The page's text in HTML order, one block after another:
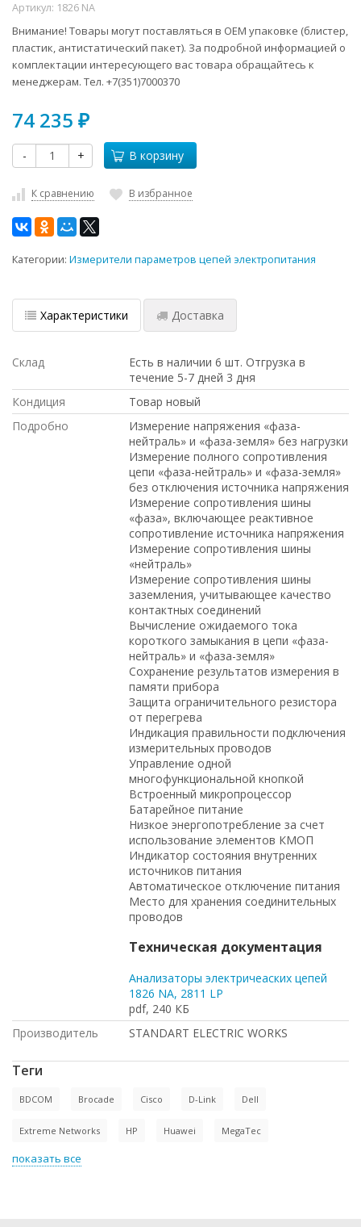
Артикул: 1826 NA
Внимание! Товары могут поставляться в ОЕМ упаковке (блистер,
пластик, антистатический пакет). За подробной информацией о
комплектации интересующего вас товара обращайтесь к
менеджерам. Тел. +7(351)7000370
74 235 ₽
- + В корзину
К сравнению В избранное
Категории: Измерители параметров цепей электропитания
Характеристики Доставка
Склад
Есть в наличии 6 шт. Отгрузка в
течение 5-7 дней 3 дня
Кондиция
Товар новый
Подробно
Измерение напряжения «фаза-
нейтраль» и «фаза-земля» без нагрузки
Измерение полного сопротивления
цепи «фаза-нейтраль» и «фаза-земля»
без отключения источника напряжения
Измерение сопротивления шины
«фаза», включающее реактивное
сопротивление источника напряжения
Измерение сопротивления шины
«нейтраль»
Измерение сопротивления шины
заземления, учитывающее качество
контактных соединений
Вычисление ожидаемого тока
короткого замыкания в цепи «фаза-
нейтраль» и «фаза-земля»
Сохранение результатов измерения в
памяти прибора
Защита ограничительного резистора
от перегрева
Индикация правильности подключения
измерительных проводов
Управление одной
многофункциональной кнопкой
Встроенный микропроцессор
Батарейное питание
Низкое энергопотребление за счет
использование элементов КМОП
Индикатор состояния внутренних
источников питания
Автоматическое отключение питания
Место для хранения соединительных
проводов
Техническая документация
Анализаторы электричеаских цепей
1826 NA, 2811 LP
pdf, 240 КБ
Производитель
STANDART ELECTRIC WORKS
Теги
BDCOM Brocade Cisco D-Link Dell
Extreme Networks HP Huawei MegaTec
показать все